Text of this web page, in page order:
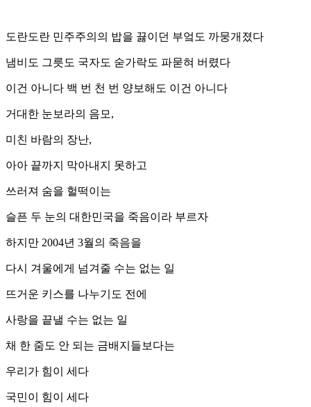
도란도란 민주주의의 밥을 끓이던 부엌도 까뭉개졌다
냄비도 그릇도 국자도 숟가락도 파묻혀 버렸다
이건 아니다 백 번 천 번 양보해도 이건 아니다
거대한 눈보라의 음모,
미친 바람의 장난,
아아 끝까지 막아내지 못하고
쓰러져 숨을 헐떡이는
슬픈 두 눈의 대한민국을 죽음이라 부르자
하지만 2004년 3월의 죽음을
다시 겨울에게 넘겨줄 수는 없는 일
뜨거운 키스를 나누기도 전에
사랑을 끝낼 수는 없는 일
채 한 줌도 안 되는 금배지들보다는
우리가 힘이 세다
국민이 힘이 세다